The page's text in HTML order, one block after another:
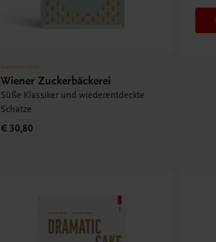
Gastronomie
Wiener Zuckerbäckerei
Süße Klassiker und wiederentdeckte
Schätze
€ 30,80